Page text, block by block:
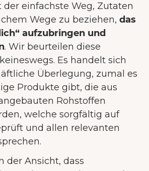
der einfachste Weg, Zutaten
Wege zu beziehen, das
aufzubringen und
. Wir beurteilen diese
Es handelt sich
Überlegung, zumal es
Produkte gibt, die aus
Rohstoffen
welche sorgfältig auf
und allen relevanten
der Ansicht, dass
verwendet Cookies
das bestmögliche
zu bieten.Mehr über
Cookies
akzeptieren
Cookies
akzeptieren
Präferenzen